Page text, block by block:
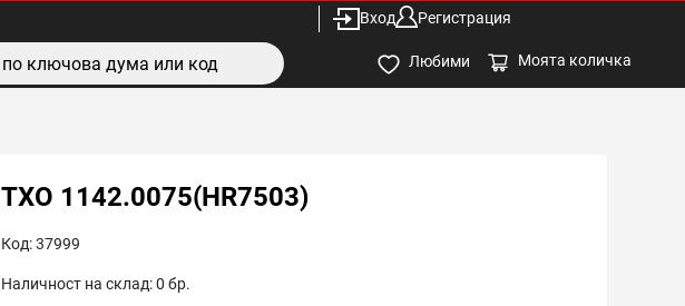
Вход Регистрация
Любими Моята количка
TXO 1142.0075(HR7503)
Код:37999
Наличност на склад:0 бр.